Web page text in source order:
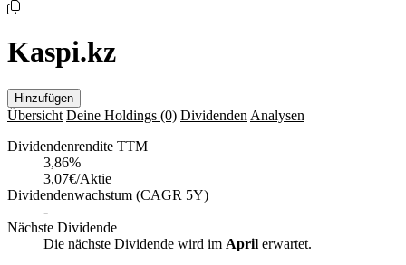
Kaspi.kz
Hinzufügen
Übersicht Deine Holdings (0) Dividenden Analysen
Dividendenrendite TTM
3,86%
3,07€/Aktie
Dividendenwachstum (CAGR 5Y)
-
Nächste Dividende
Die nächste Dividende wird im April erwartet.